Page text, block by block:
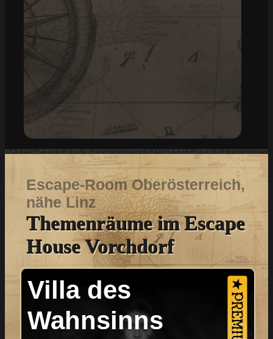
Escape-Room Oberösterreich,
nähe Linz
Themenräume im Escape
House Vorchdorf
Villa des
Wahnsinns